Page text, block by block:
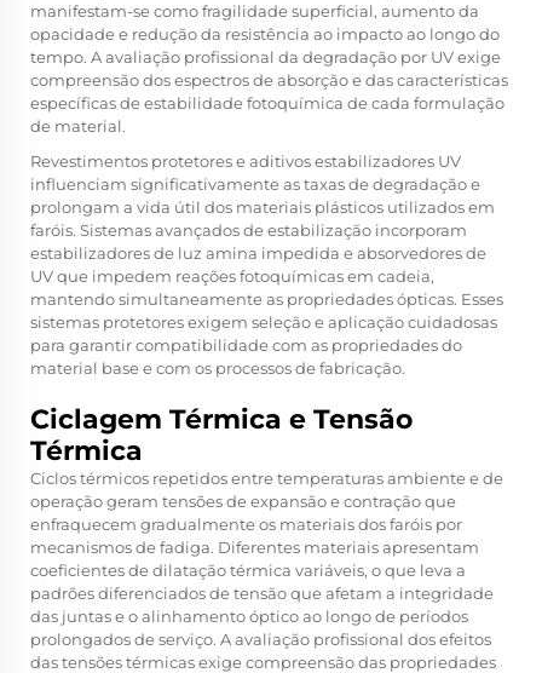
manifestam-se como fragilidade superficial, aumento da
opacidade e redução da resistência ao impacto ao longo do
tempo. A avaliação profissional da degradação por UV exige
compreensão dos espectros de absorção e das características
específicas de estabilidade fotoquímica de cada formulação
de material.
Revestimentos protetores e aditivos estabilizadores UV
influenciam significativamente as taxas de degradação e
prolongam a vida útil dos materiais plásticos utilizados em
faróis. Sistemas avançados de estabilização incorporam
estabilizadores de luz amina impedida e absorvedores de
UV que impedem reações fotoquímicas em cadeia,
mantendo simultaneamente as propriedades ópticas. Esses
sistemas protetores exigem seleção e aplicação cuidadosas
para garantir compatibilidade com as propriedades do
material base e com os processos de fabricação.
Ciclagem Térmica e Tensão
Térmica
Ciclos térmicos repetidos entre temperaturas ambiente e de
operação geram tensões de expansão e contração que
enfraquecem gradualmente os materiais dos faróis por
mecanismos de fadiga. Diferentes materiais apresentam
coeficientes de dilatação térmica variáveis, o que leva a
padrões diferenciados de tensão que afetam a integridade
das juntas e o alinhamento óptico ao longo de períodos
prolongados de serviço. A avaliação profissional dos efeitos
das tensões térmicas exige compreensão das propriedades